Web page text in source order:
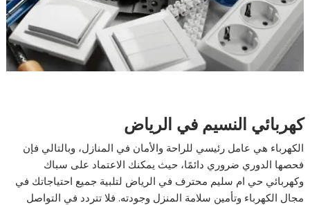
كهربائي النسيم في الرياض
الكهرباء هي عامل رئيسي للراحة والأمان في المنازل، وبالتالي فإن
فحصها الدوري ضروري دائمًا، حيث يمكنك الاعتماد على سباك
وكهربائي حي ام سليم محترف في الرياض لتلبية جميع احتياجاتك في
مجال الكهرباء وتأمين سلامة المنزل وجودته. فلا تتردد في التواصل